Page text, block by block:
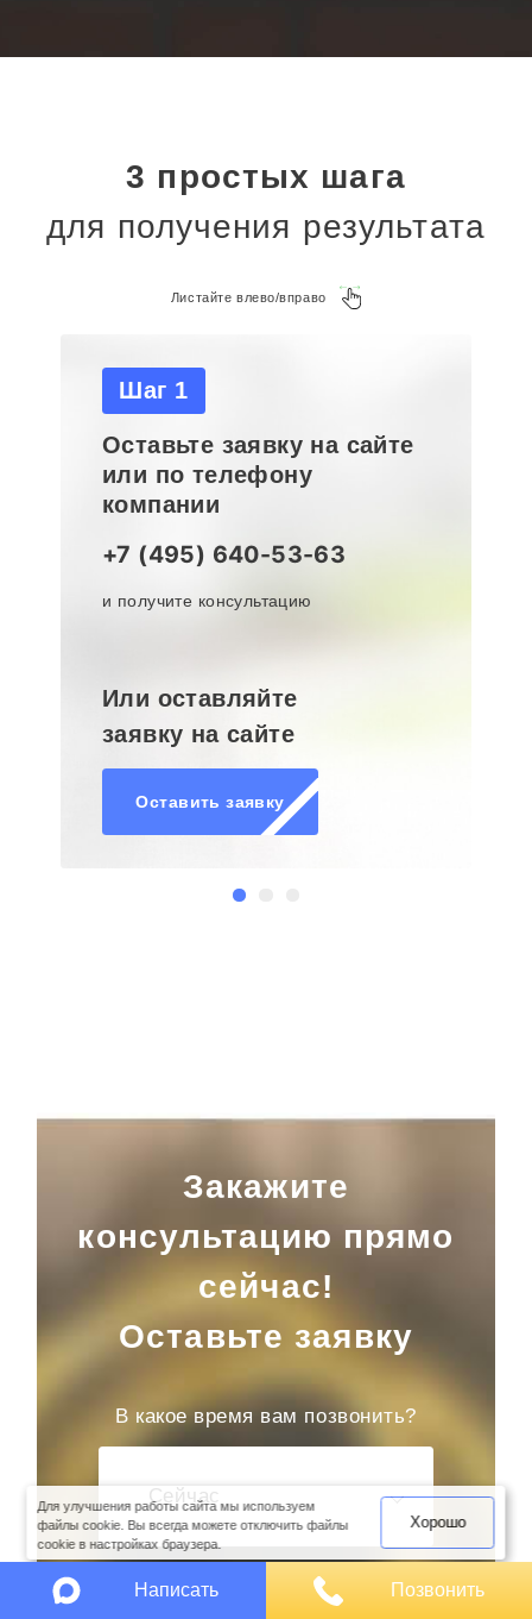
3 простых шага
для получения результата
Листайте влево/вправо
Шаг 1
Оставьте заявку на сайте
или по телефону
компании
+7 (495) 640-53-63
и получите консультацию
Или оставляйте
заявку на сайте
Оставить заявку
Закажите
консультацию прямо
сейчас!
Оставьте заявку
В какое время вам позвонить?
Сейчас
Для улучшения работы сайта мы используем
файлы cookie. Вы всегда можете отключить файлы
cookie в настройках браузера.
Хорошо
Написать Позвонить